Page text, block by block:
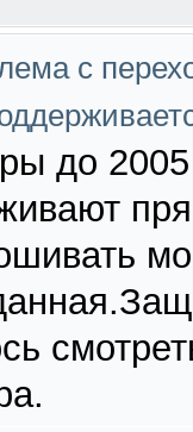
с
до 2005